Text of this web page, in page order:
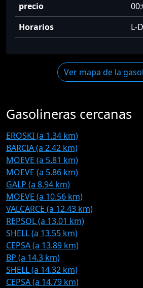
precio
Horarios
L-
Ver mapa de la
Gasolineras cercanas
EROSKI (a 1.34 km)
BARCIA (a 2.42 km)
MOEVE (a 5.81 km)
MOEVE (a 5.86 km)
GALP (a 8.94 km)
MOEVE (a 10.56 km)
VALCARCE (a 12.43 km)
REPSOL (a 13.01 km)
SHELL (a 13.55 km)
CEPSA (a 13.89 km)
BP (a 14.3 km)
SHELL (a 14.32 km)
CEPSA (a 14.79 km)